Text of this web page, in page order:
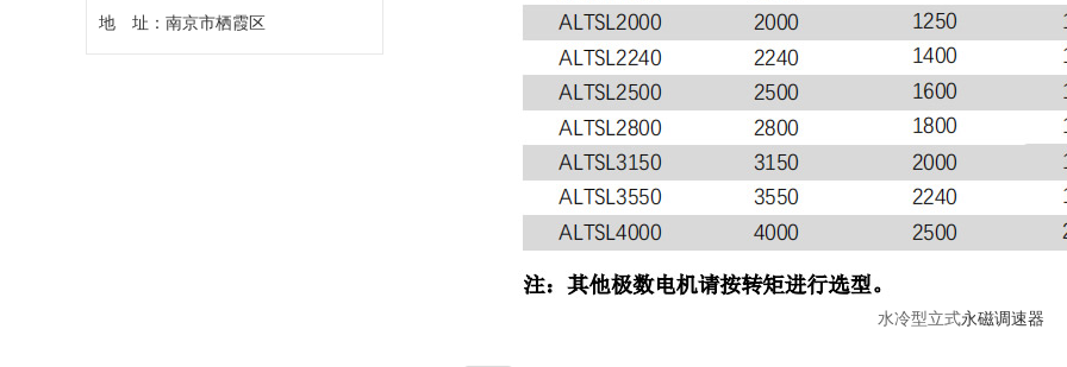
地 址：南京市栖霞区
水冷型立式永磁调速器